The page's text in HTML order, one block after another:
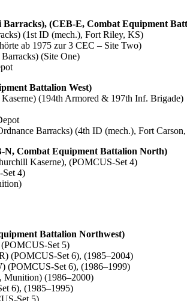
Barracks), (CEB-E, Combat Equipment
(1st ID (mech.), Fort Riley, KS)
ab 1975 zur 3 CEC – Site Two)
(Site One)
Battalion West)
(194th Armored & 197th Inf. Brigade)
Barracks) (4th ID (mech.), Fort
N, Combat Equipment Battalion North)
Kaserne), (POMCUS-Set 4)
4)
Battalion Northwest)
Set 5)
(POMCUS-Set 6), (1985–2004)
(POMCUS-Set 6), (1986–1999)
(1986–2000)
6), (1985–1995)